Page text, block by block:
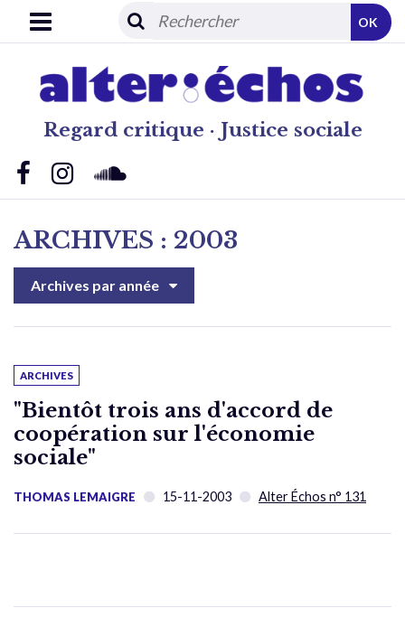
Regard critique · Justice sociale
OK
ARCHIVES : 2003
Archives par année
ARCHIVES
"Bientôt trois ans d'accord de
coopération sur l'économie
sociale"
THOMAS LEMAIGRE 15-11-2003 Alter Échos n° 131